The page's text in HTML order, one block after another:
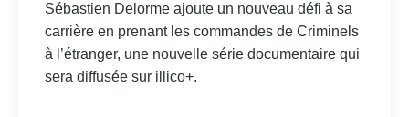
Sébastien Delorme ajoute un nouveau défi à sa
carrière en prenant les commandes de Criminels
à l’étranger, une nouvelle série documentaire qui
sera diffusée sur illico+.